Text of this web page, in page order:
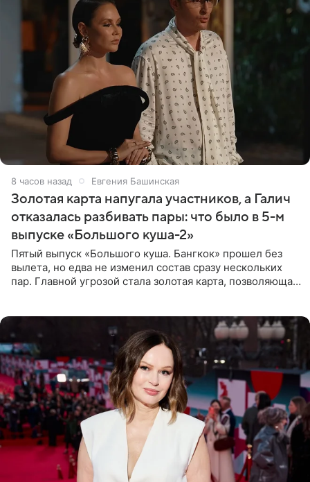
8 часов назад Евгения Башинская
Золотая карта напугала участников, а Галич
отказалась разбивать пары: что было в 5-м
выпуске «Большого куша-2»
Пятый выпуск «Большого куша. Бангкок» прошел без
вылета, но едва не изменил состав сразу нескольких
пар. Главной угрозой стала золотая карта, позволяющая